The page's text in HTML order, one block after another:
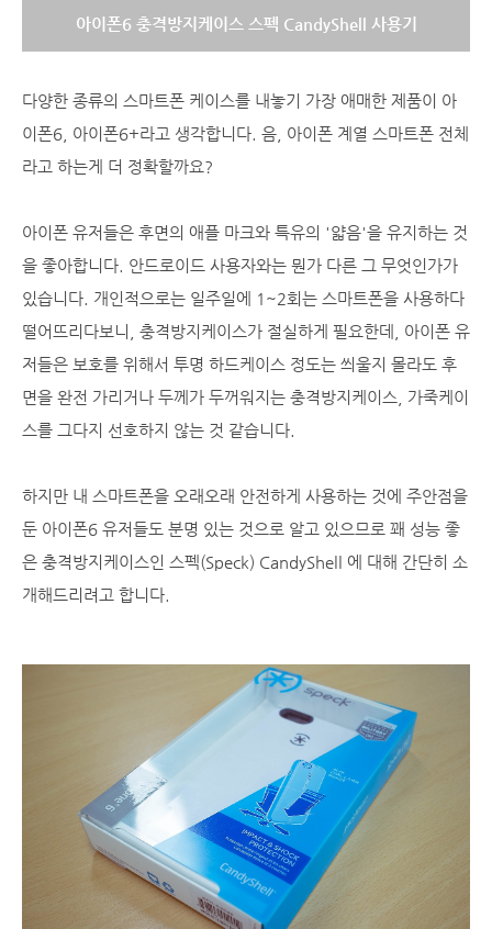
아이폰6 충격방지케이스 스펙 CandyShell 사용기
다양한 종류의 스마트폰 케이스를 내놓기 가장 애매한 제품이 아
이폰6, 아이폰6+라고 생각합니다. 음, 아이폰 계열 스마트폰 전체
라고 하는게 더 정확할까요?
아이폰 유저들은 후면의 애플 마크와 특유의 '얇음'을 유지하는 것
을 좋아합니다. 안드로이드 사용자와는 뭔가 다른 그 무엇인가가
있습니다. 개인적으로는 일주일에 1~2회는 스마트폰을 사용하다
떨어뜨리다보니, 충격방지케이스가 절실하게 필요한데, 아이폰 유
저들은 보호를 위해서 투명 하드케이스 정도는 씌울지 몰라도 후
면을 완전 가리거나 두께가 두꺼워지는 충격방지케이스, 가죽케이
스를 그다지 선호하지 않는 것 같습니다.
하지만 내 스마트폰을 오래오래 안전하게 사용하는 것에 주안점을
둔 아이폰6 유저들도 분명 있는 것으로 알고 있으므로 꽤 성능 좋
은 충격방지케이스인 스펙(Speck) CandyShell 에 대해 간단히 소
개해드리려고 합니다.